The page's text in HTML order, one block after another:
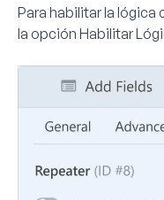
Para habilitar la
la opción Habilitar